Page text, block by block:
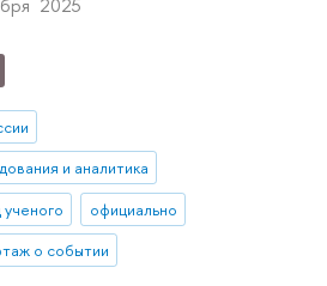
и аналитика
ученого
официально
о событии